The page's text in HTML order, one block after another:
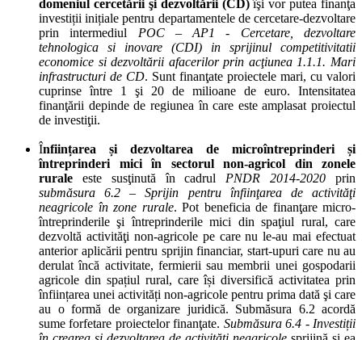
domeniul cercetării şi dezvoltării (CD)îşi vor putea finanţa
investiții inițiale pentru departamentele de cercetare-dezvoltare
prin intermediul POC – AP1 - Cercetare, dezvoltare
tehnologica si inovare (CDI) in sprijinul competitivitatii
economice si dezvoltării afacerilor prin acţiunea 1.1.1. Mari
infrastructuri de CD. Sunt finanţate proiectele mari, cu valori
cuprinse între 1 şi 20 de milioane de euro. Intensitatea
finanţării depinde de regiunea în care este amplasat proiectul
de investiţii.
Înființarea și dezvoltarea de microîntreprinderi și
întreprinderi mici în sectorul non-agricol din zonele
rurale este susţinută în cadrul PNDR 2014-2020 prin
submăsura 6.2 – Sprijin pentru înfiinţarea de activităţi
neagricole în zone rurale. Pot beneficia de finanţare micro-
întreprinderile şi întreprinderile mici din spaţiul rural, care
dezvoltă activităţi non-agricole pe care nu le-au mai efectuat
anterior aplicării pentru sprijin financiar, start-upuri care nu au
derulat încă activitate, fermierii sau membrii unei gospodarii
agricole din spațiul rural, care își diversifică activitatea prin
înființarea unei activități non-agricole pentru prima dată şi care
au o formă de organizare juridică. Submăsura 6.2 acordă
sume forfetare proiectelor finanţate. Submăsura 6.4 - Investiții